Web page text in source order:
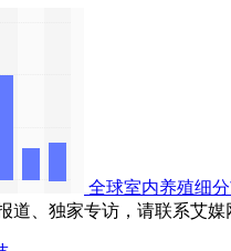
全球室内养殖细
道、独家专访，请联系艾媒